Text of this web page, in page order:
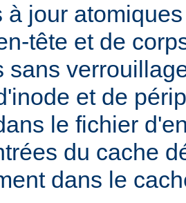
à jour
tête et de
sans
et de
le fichier
du cache
dans le